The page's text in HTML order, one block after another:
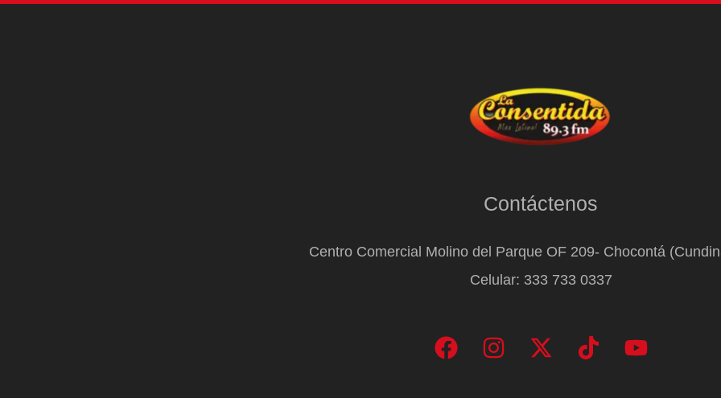
Contáctenos
Centro Comercial Molino del Parque OF 209- Chocontá
Celular: 333 733 0337